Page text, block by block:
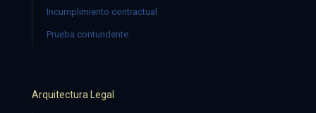
Incumplimiento contractual
Prueba contundente
Arquitectura Legal